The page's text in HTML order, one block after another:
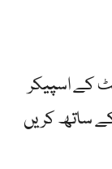
کے اسپیکر
ساتھ کریں